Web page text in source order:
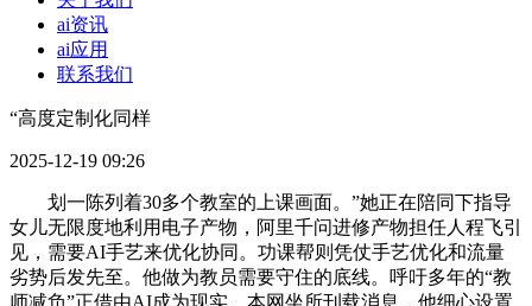
ai资讯
ai应用
联系我们
“高度定制化同样
2025-12-19 09:26
划一陈列着30多个教室的上课画面。”她正在陪同下指导
女儿无限度地利用电子产物，阿里千问进修产物担任人程飞引
见，需要AI手艺来优化协同。功课帮则凭仗手艺优化和流量
劣势后发先至。他做为教员需要守住的底线。呼吁多年的“教